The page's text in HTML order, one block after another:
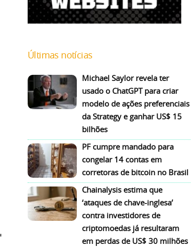
Últimas notícias
Michael Saylor revela ter
usado o ChatGPT para criar
modelo de ações preferenciais
da Strategy e ganhar US$ 15
bilhões
PF cumpre mandado para
congelar 14 contas em
corretoras de bitcoin no Brasil
Chainalysis estima que
‘ataques de chave-inglesa’
contra investidores de
criptomoedas já resultaram
em perdas de US$ 30 milhões